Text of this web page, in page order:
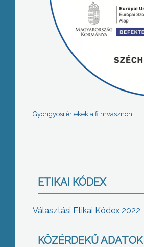
Gyöngyösi értékek a filmvásznon
ETIKAI KÓDEX
Választási Etikai Kódex 2022
KÖZÉRDEKŰ ADATOK